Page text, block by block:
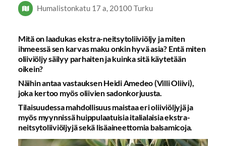
Humalistonkatu 17 a, 20100 Turku
Mitä on laadukas ekstra-neitsytoliiviöljy ja miten
ihmeessä sen karvas maku onkin hyvä asia? Entä miten
oliiviöljy säilyy parhaiten ja kuinka sitä käytetään
oikein?
Näihin antaa vastauksen Heidi Amedeo (Villi Oliivi),
joka kertoo myös oliivien sadonkorjuusta.
Tilaisuudessa mahdollisuus maistaa eri oliiviöljyjä ja
myös myynnissä huippulaatuisia italialaisia ekstra-
neitsytoliiviöljyjä sekä lisäaineettomia balsamicoja.